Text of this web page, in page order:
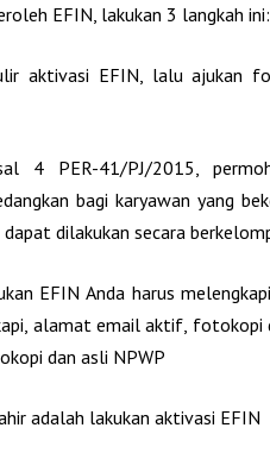
EFIN, lakukan 3 langkah ini:
aktivasi EFIN, lalu ajukan
4 PER-41/PJ/2015,
bagi karyawan yang
dilakukan secara
EFIN Anda harus
alamat email aktif, fotokopi
dan asli NPWP
adalah lakukan aktivasi EFIN